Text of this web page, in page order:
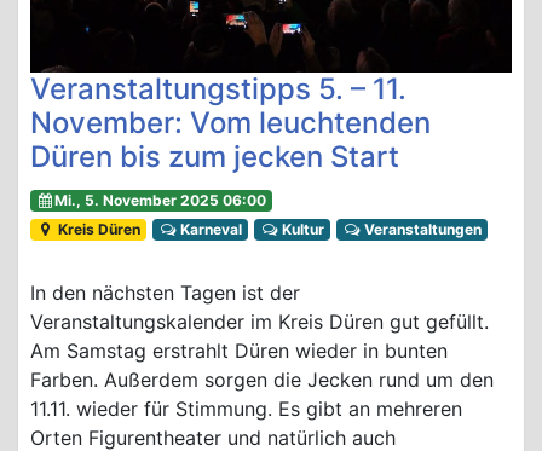
Veranstaltungstipps 5. – 11.
November: Vom leuchtenden
Düren bis zum jecken Start
Mi., 5. November 2025 06:00
Kreis Düren
Karneval Kultur Veranstaltungen
In den nächsten Tagen ist der
Veranstaltungskalender im Kreis Düren gut gefüllt.
Am Samstag erstrahlt Düren wieder in bunten
Farben. Außerdem sorgen die Jecken rund um den
11.11. wieder für Stimmung. Es gibt an mehreren
Orten Figurentheater und natürlich auch